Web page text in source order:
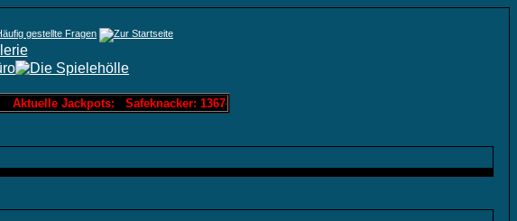
Aktuelle Jackpots: Safeknacker: 136742 Löschis Zahlenraten: 0 Löschis Bandit: